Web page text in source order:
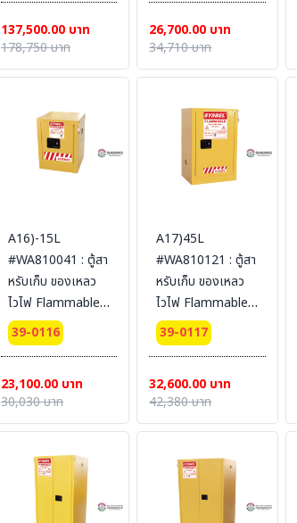
Packing
dimension
165x150x86
สายดิน)
137,500.00 บาท
178,750 บาท
Ext dimension
64x59x60
SYSBEL (ไม่รวม
26,700.00 บาท
34,710 บาท
A16)-15L
#WA810041 : ตู้สา
หรับเก็บ ของเหลว
ไวไฟ Flammable
Cabinets 15 L 1
door (self-close)
Ext dimension
56x43x43
SYSBEL (ไม่รวม
สายดิน)
39-0116
23,100.00 บาท
30,030 บาท
A17)45L
#WA810121 : ตู้สา
หรับเก็บ ของเหลว
ไวไฟ Flammable
Cabinets 45 L 1
door (self-close)
Ext dimension
89x59x46
SYSBEL (ไม่รวม
39-0117
32,600.00 บาท
42,380 บาท